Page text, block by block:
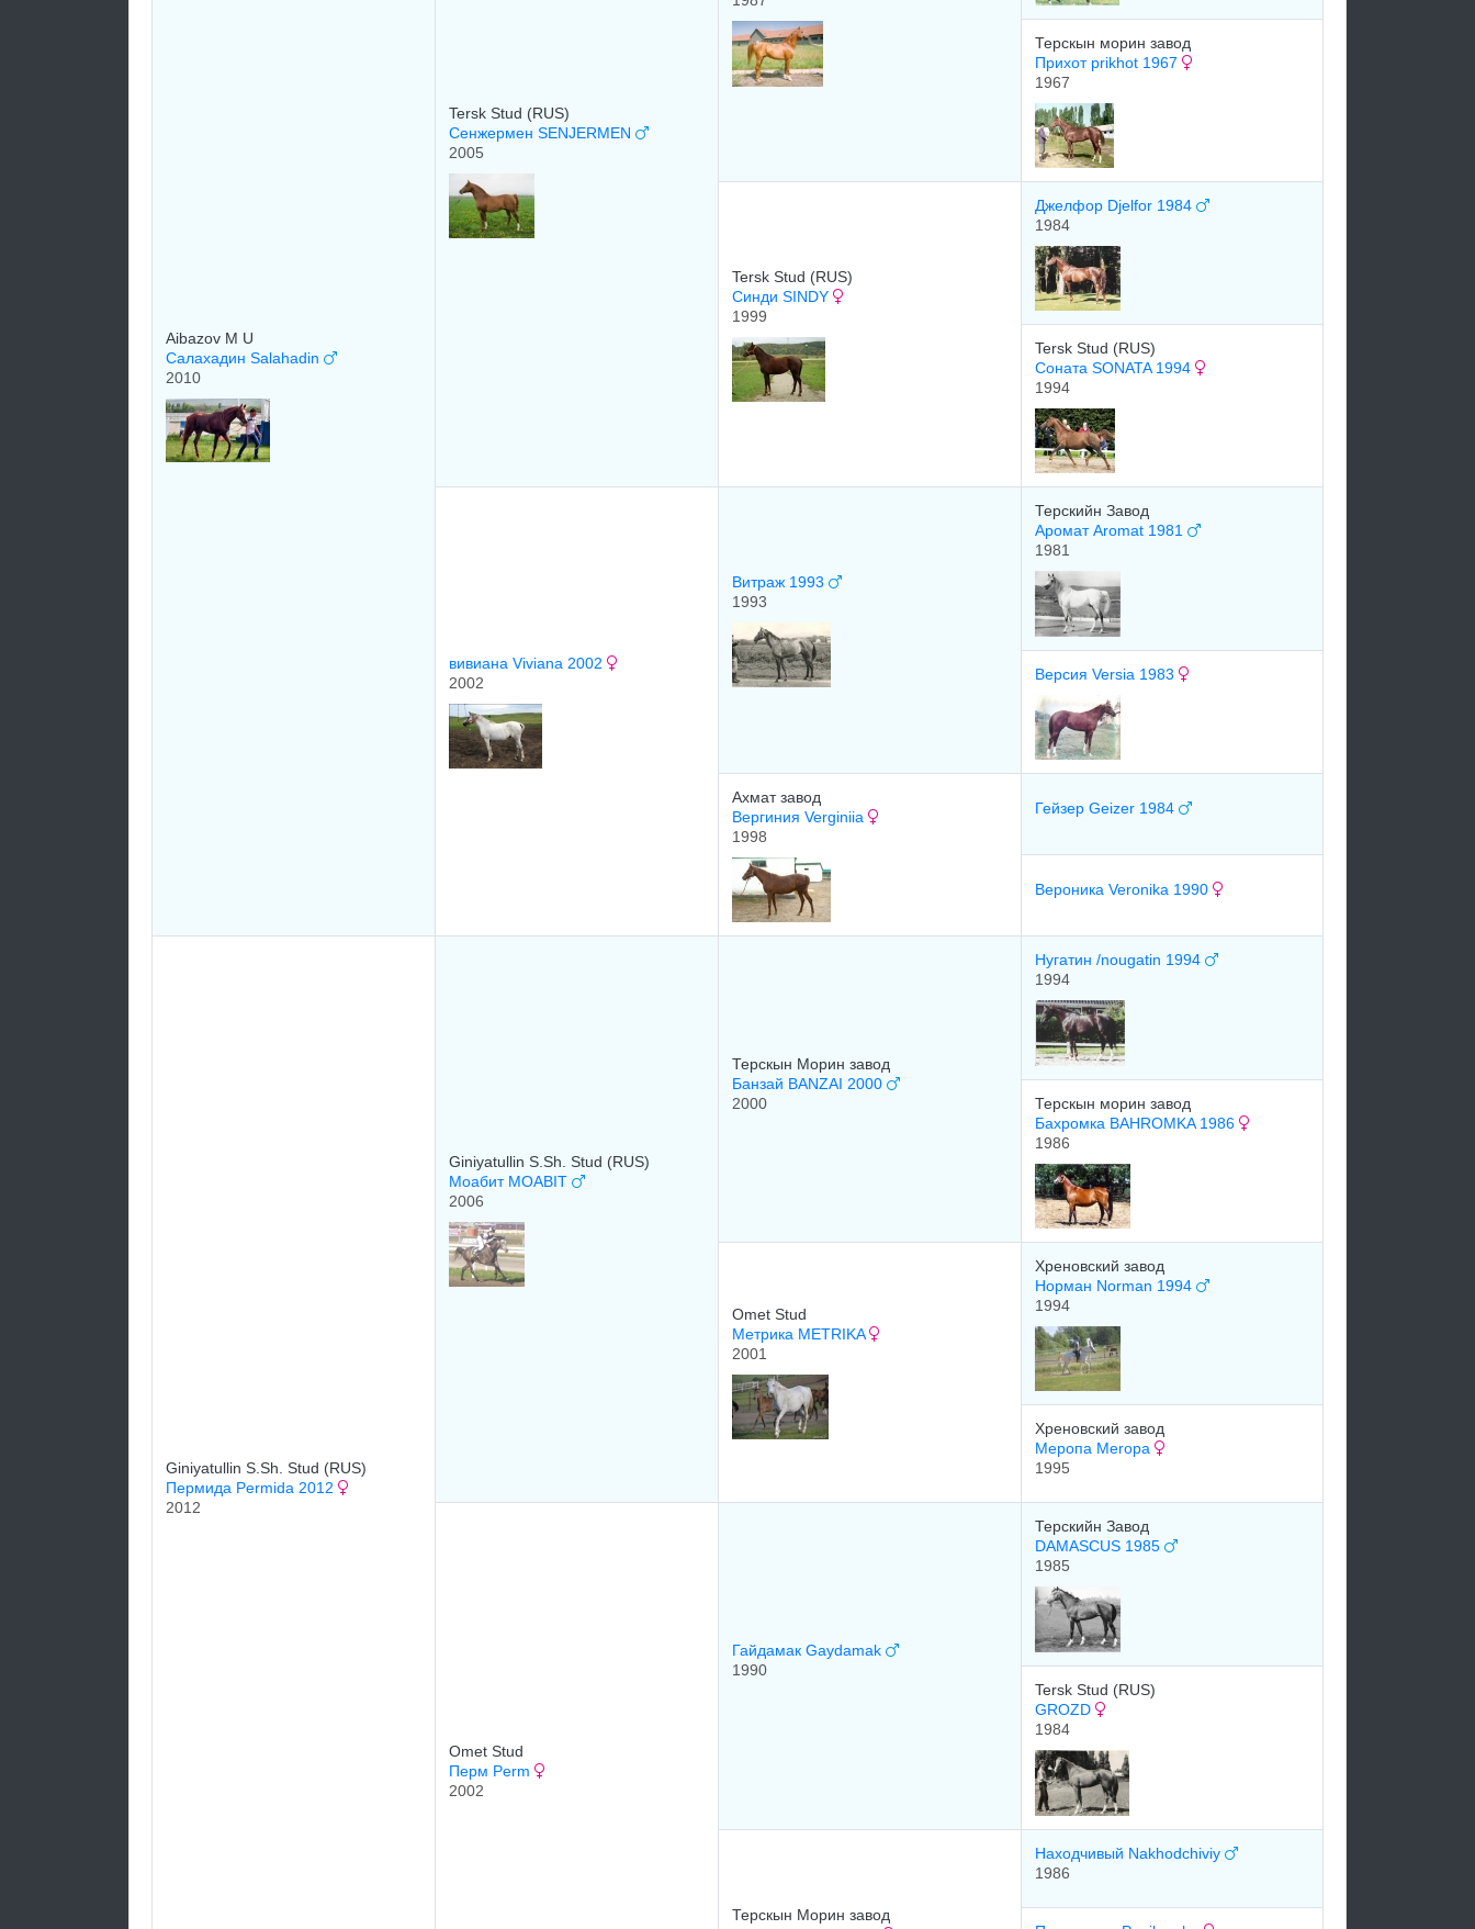
Aibazov M U
Салахадин Salahadin
2010
Tersk Stud (RUS)
Сенжермен SENJERMEN
2005
Терскын морин завод
Прихот prikhot 1967
1967
Tersk Stud (RUS)
Синди SINDY
1999
Джелфор Djelfor 1984
1984
Tersk Stud (RUS)
Соната SONATA 1994
1994
вивиана Viviana 2002
2002
Витраж 1993
1993
Терскийн Завод
Аромат Aromat 1981
1981
Версия Versia 1983
Ахмат завод
Вергиния Verginiia
1998
Гейзер Geizer 1984
Вероника Veronika 1990
Giniyatullin S.Sh. Stud (RUS)
Пермида Permida 2012
2012
Giniyatullin S.Sh. Stud (RUS)
Моабит MOABIT
2006
Терскын Морин завод
Банзай BANZAI 2000
2000
Нугатин /nougatin 1994
1994
Терскын морин завод
Бахромка BAHROMKA 1986
1986
Omet Stud
Метрика METRIKA
2001
Хреновский завод
Норман Norman 1994
1994
Хреновский завод
Меропа Meropa
1995
Omet Stud
Перм Perm
2002
Гайдамак Gaydamak
1990
Терскийн Завод
DAMASCUS 1985
1985
Tersk Stud (RUS)
GROZD
1984
Терскын Морин завод
Находчивый Nakhodchiviy
1986